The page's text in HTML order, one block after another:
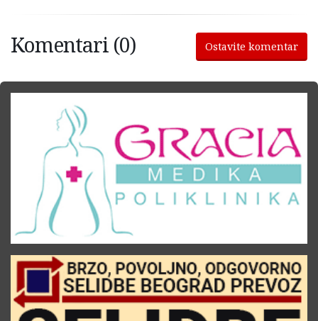
Komentari (0) Ostavite komentar